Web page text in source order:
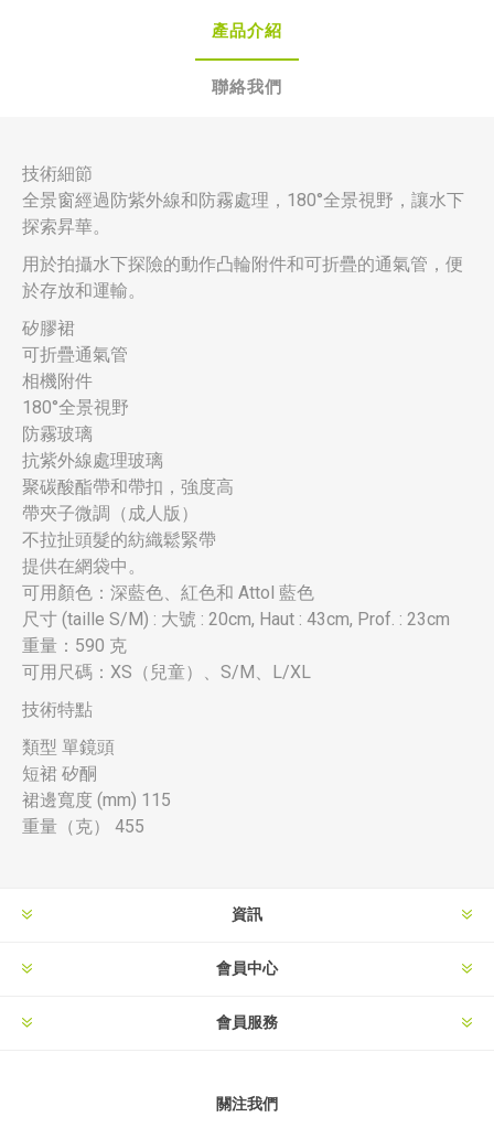
產品介紹
聯絡我們
技術細節
全景窗經過防紫外線和防霧處理，180°全景視野，讓水下
探索昇華。
用於拍攝水下探險的動作凸輪附件和可折疊的通氣管，便
於存放和運輸。
矽膠裙
可折疊通氣管
相機附件
180°全景視野
防霧玻璃
抗紫外線處理玻璃
聚碳酸酯帶和帶扣，強度高
帶夾子微調（成人版）
不拉扯頭髮的紡織鬆緊帶
提供在網袋中。
可用顏色：深藍色、紅色和 Attol 藍色
尺寸 (taille S/M) : 大號 : 20cm, Haut : 43cm, Prof. : 23cm
重量：590 克
可用尺碼：XS（兒童）、S/M、L/XL
技術特點
類型 單鏡頭
短裙 矽酮
裙邊寬度 (mm) 115
重量（克） 455
資訊
會員中心
會員服務
關注我們